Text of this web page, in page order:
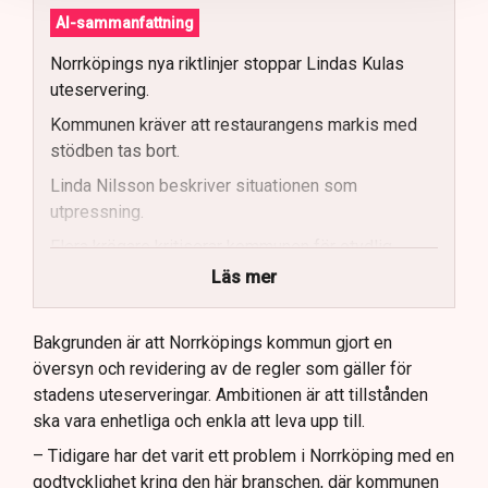
AI-sammanfattning
Norrköpings nya riktlinjer stoppar Lindas Kulas
uteservering.
Kommunen kräver att restaurangens markis med
stödben tas bort.
Linda Nilsson beskriver situationen som
utpressning.
Flera krögare kritiserar kommunen för otydlig
Kommunen vill skapa enhetliga regler för
uteserveringar.
Lindas Kula ställer in uteserveringen för
sommaren.
Läs mer
Bakgrunden är att Norrköpings kommun gjort en
översyn och revidering av de regler som gäller för
stadens uteserveringar. Ambitionen är att tillstånden
ska vara enhetliga och enkla att leva upp till.
– Tidigare har det varit ett problem i Norrköping med en
godtycklighet kring den här branschen, där kommunen